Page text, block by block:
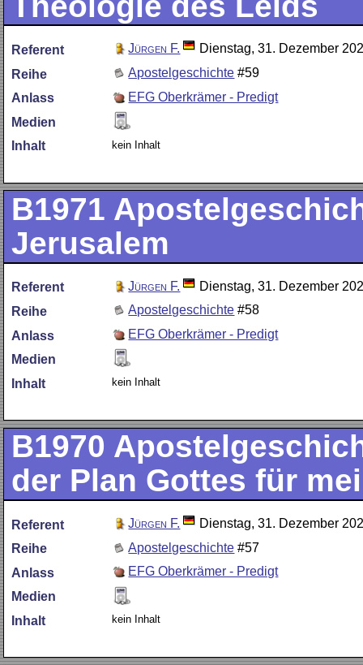
Referent Jürgen F.
Dienstag, 31. Dezember
Reihe
Apostelgeschichte #59
Anlass
EFG Oberkrämer - Predigt
Medien
Inhalt
kein Inhalt
B1971
Jerusalem
Referent Jürgen F.
Dienstag, 31. Dezember
Reihe
Apostelgeschichte #58
Anlass
EFG Oberkrämer - Predigt
Medien
Inhalt
kein Inhalt
B1970
der Plan Gottes für
Referent Jürgen F.
Dienstag, 31. Dezember
Reihe
Apostelgeschichte #57
Anlass
EFG Oberkrämer - Predigt
Medien
Inhalt
kein Inhalt